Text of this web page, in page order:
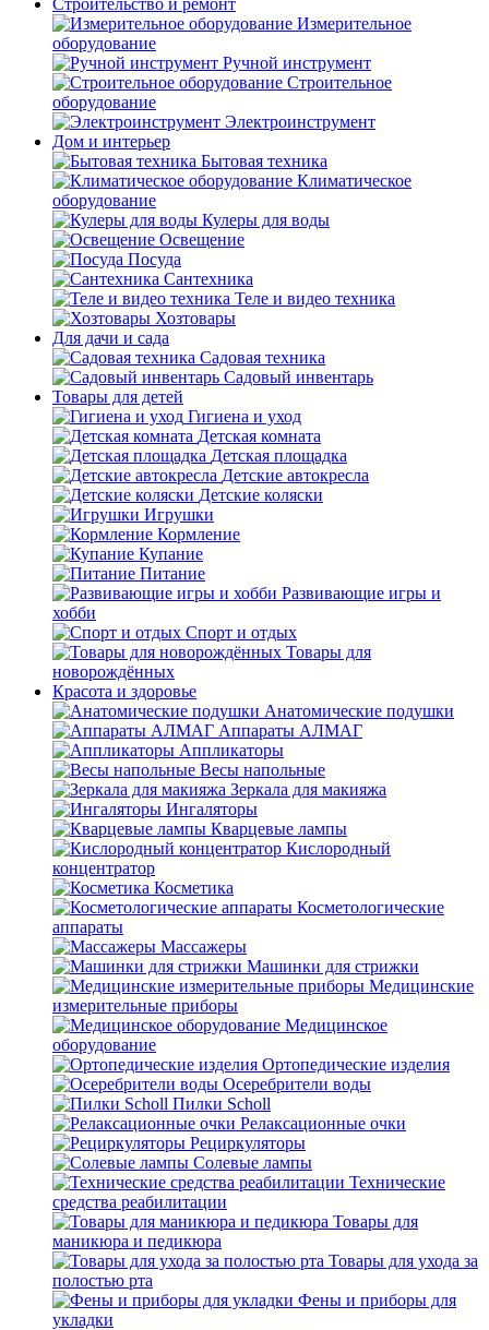
Строительство и ремонт
Измерительное
оборудование
Ручной инструмент
Строительное
оборудование
Электроинструмент
Дом и интерьер
Бытовая техника
Климатическое
оборудование
Кулеры для воды
Освещение
Посуда
Сантехника
Теле и видео техника
Хозтовары
Для дачи и сада
Садовая техника
Садовый инвентарь
Товары для детей
Гигиена и уход
Детская комната
Детская площадка
Детские автокресла
Детские коляски
Игрушки
Кормление
Купание
Питание
Развивающие игры и
хобби
Спорт и отдых
Товары для
новорождённых
Красота и здоровье
Анатомические подушки
Аппараты АЛМАГ
Аппликаторы
Весы напольные
Зеркала для макияжа
Ингаляторы
Кварцевые лампы
Кислородный
концентратор
Косметика
Косметологические
аппараты
Массажеры
Машинки для стрижки
Медицинские
измерительные приборы
Медицинское
оборудование
Ортопедические изделия
Осеребрители воды
Пилки Scholl
Релаксационные очки
Рециркуляторы
Солевые лампы
Технические
средства реабилитации
Товары для
маникюра и педикюра
Товары для ухода за
полостью рта
Фены и приборы для
укладки